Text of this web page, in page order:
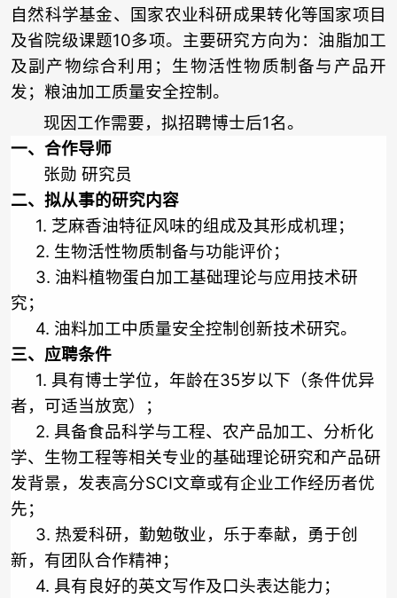
自然科学基金、国家农业科研成果转化等国家项目
及省院级课题10多项。主要研究方向为： 油脂加工
及副产物综合利用；生物活性物质制备与产品开
发；粮油加工质量安全控制。
现因工作需要，拟招聘博士后1名。
一、合作导师
张勋 研究员
二、拟从事的研究内容
1. 芝麻香油特征风味的组成及其形成机理；
2. 生物活性物质制备与功能评价；
3. 油料植物蛋白加工基础理论与应用技术研
究；
4. 油料加工中质量安全控制创新技术研究。
三、应聘条件
1. 具有博士学位，年龄在35岁以下（条件优异
者，可适当放宽）；
2. 具备食品科学与工程、农产品加工、分析化
学、生物工程等相关专业的基础理论研究和产品研
发背景，发表高分SCI文章或有企业工作经历者优
先；
3. 热爱科研，勤勉敬业，乐于奉献，勇于创
新，有团队合作精神；
4. 具有良好的英文写作及口头表达能力；